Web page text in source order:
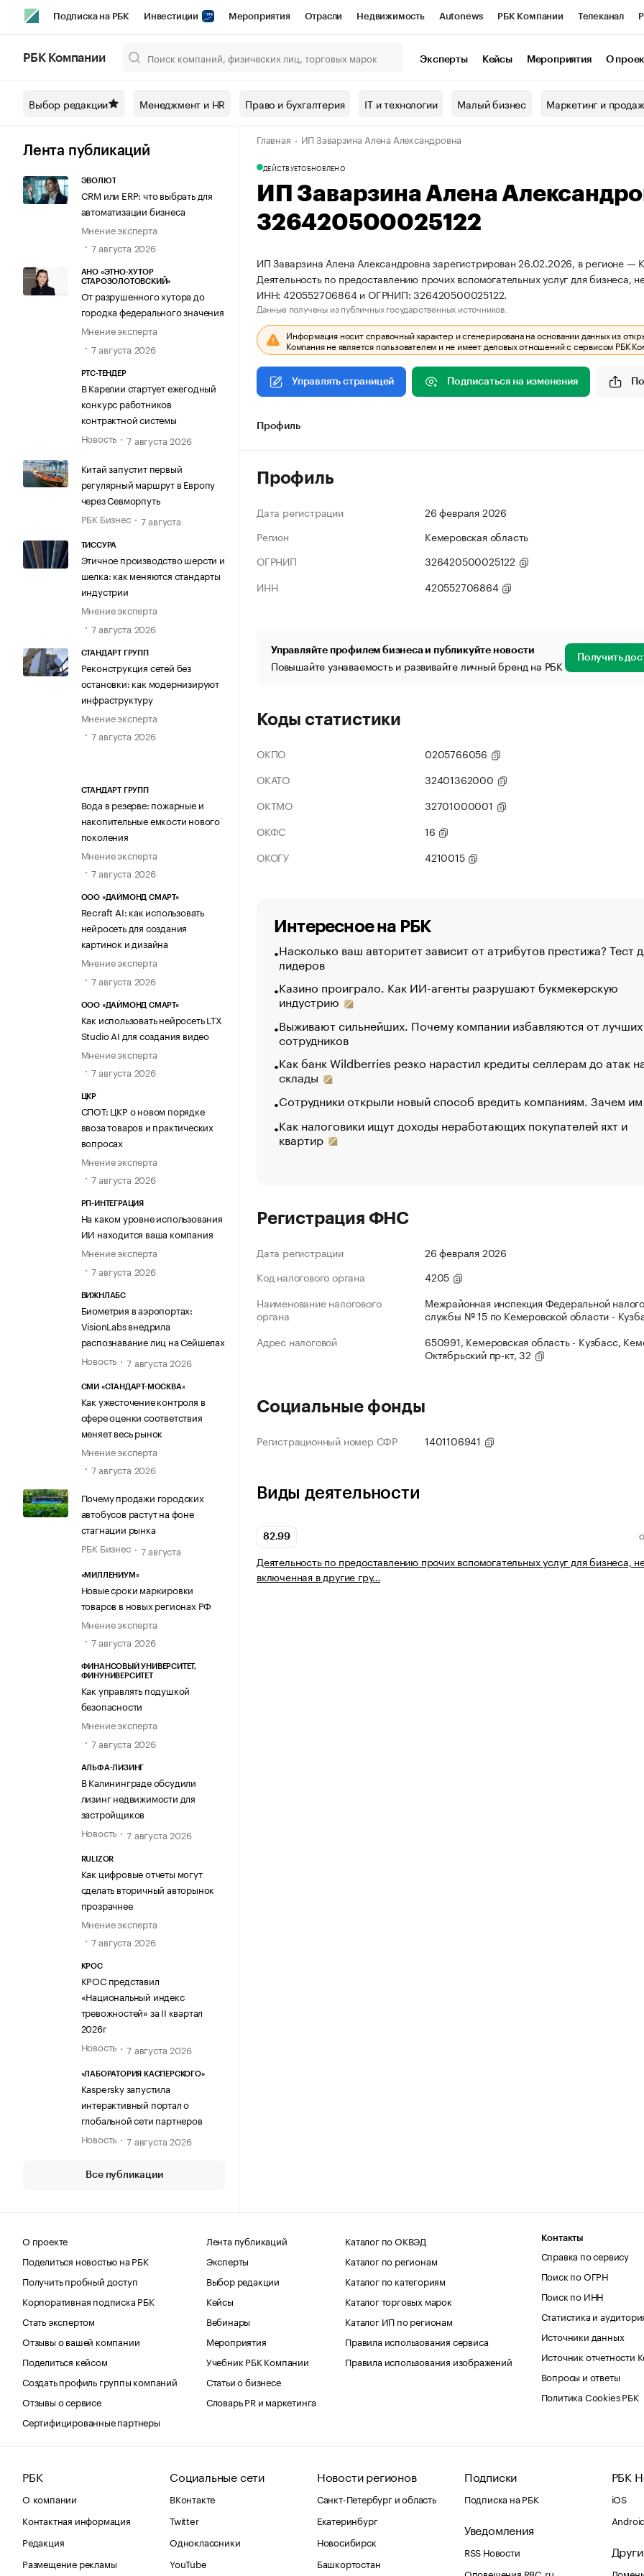
Подписка на РБК Инвестиции Мероприятия Отрасли Недвижимость Autonews РБК Компании Телеканал
Спецпроекты СПб Конференции СПб Спецпроекты Проверка контрагентов
Технологии и медиа Рынок наличной валюты
РБК Компании Эксперты Кейсы Мероприятия О
Выбор редакции Менеджмент и HR Право и бухгалтерия IT и технологии Малый бизнес Маркетинг и
Лента публикаций
ЭВОЛЮТ
CRM или ERP: что выбрать для
автоматизации бизнеса
Мнение эксперта
7 августа 2026
АНО «ЭТНО-ХУТОР
СТАРОЗОЛОТОВСКИЙ»
От разрушенного хутора до
городка федерального значения
Мнение эксперта
7 августа 2026
РТС-ТЕНДЕР
В Карелии стартует ежегодный
конкурс работников
контрактной системы
Новость
7 августа 2026
Китай запустит первый
регулярный маршрут в Европу
через Севморпуть
РБК Бизнес
7 августа
ТИССУРА
Этичное производство шерсти и
шелка: как меняются стандарты
индустрии
Мнение эксперта
7 августа 2026
СТАНДАРТ ГРУПП
Реконструкция сетей без
остановки: как модернизируют
инфраструктуру
Мнение эксперта
7 августа 2026
СТАНДАРТ ГРУПП
Вода в резерве: пожарные и
накопительные емкости нового
поколения
Мнение эксперта
7 августа 2026
ООО «ДАЙМОНД СМАРТ»
Recraft AI: как использовать
нейросеть для создания
картинок и дизайна
Мнение эксперта
7 августа 2026
ООО «ДАЙМОНД СМАРТ»
Как использовать нейросеть LTX
Studio AI для создания видео
Мнение эксперта
7 августа 2026
ЦКР
СПОТ: ЦКР о новом порядке
ввоза товаров и практических
вопросах
Мнение эксперта
7 августа 2026
РП-ИНТЕГРАЦИЯ
На каком уровне использования
ИИ находится ваша компания
Мнение эксперта
7 августа 2026
ВИЖНЛАБС
Биометрия в аэропортах:
VisionLabs внедрила
распознавание лиц на Сейшелах
Новость
7 августа 2026
СМИ «СТАНДАРТ-МОСКВА»
Как ужесточение контроля в
сфере оценки соответствия
меняет весь рынок
Мнение эксперта
7 августа 2026
Почему продажи городских
автобусов растут на фоне
стагнации рынка
РБК Бизнес
7 августа
«МИЛЛЕНИУМ»
Новые сроки маркировки
товаров в новых регионах РФ
Мнение эксперта
7 августа 2026
ФИНАНСОВЫЙ УНИВЕРСИТЕТ,
ФИНУНИВЕРСИТЕТ
Как управлять подушкой
безопасности
Мнение эксперта
7 августа 2026
АЛЬФА-ЛИЗИНГ
В Калининграде обсудили
лизинг недвижимости для
застройщиков
Новость
7 августа 2026
RULIZOR
Как цифровые отчеты могут
сделать вторичный авторынок
прозрачнее
Мнение эксперта
7 августа 2026
КРОС
КРОС представил
«Национальный индекс
тревожностей» за II квартал
2026г
Новость
7 августа 2026
«ЛАБОРАТОРИЯ КАСПЕРСКОГО»
Kaspersky запустила
интерактивный портал о
глобальной сети партнеров
Новость
7 августа 2026
Все публикации
Главная ИП Заварзина Алена Александровна
ДЕЙСТВУЕТОБНОВЛЕНО
ИП Заварзина Алена
326420500025122
ИП Заварзина Алена Александровна зарегистрирован 26.02.2026, в регионе —
Деятельность по предоставлению прочих вспомогательных услуг для бизнеса,
ИНН: 420552706864 и ОГРНИП: 326420500025122.
Данные получены из публичных государственных источников.
Информация носит справочный характер и сгенерирована на основании данных из
Компания не является пользователем и не имеет деловых отношений с сервисом РБК
Управлять страницей Подписаться на изменения
Профиль
Профиль
Дата регистрации
26 февраля 2026
Регион
Кемеровская область
ОГРНИП
326420500025122
ИНН
420552706864
Управляйте профилем бизнеса и публикуйте новости
Повышайте узнаваемость и развивайте личный бренд на РБК Получить
Коды статистики
ОКПО
0205766056
ОКАТО
32401362000
ОКТМО
32701000001
ОКФС
16
ОКОГУ
4210015
Интересное на РБК
Насколько ваш авторитет зависит от атрибутов престижа? Тест
лидеров
Казино проиграло. Как ИИ-агенты разрушают букмекерскую
индустрию
Выживают сильнейших. Почему компании избавляются от лучших
сотрудников
Как банк Wildberries резко нарастил кредиты селлерам до атак
склады
Сотрудники открыли новый способ вредить компаниям. Зачем
Как налоговики ищут доходы неработающих покупателей яхт и
квартир
Регистрация ФНС
Дата регистрации
26 февраля 2026
Код налогового органа
4205
Наименование налогового
органа
Межрайонная инспекция Федеральной
службы № 15 по Кемеровской области -
Адрес налоговой
650991, Кемеровская область - Кузбасс,
Октябрьский пр-кт, 32
Социальные фонды
Регистрационный номер СФР 1401106941
Виды деятельности
82.99
Деятельность по предоставлению прочих вспомогательных услуг для бизнеса,
включенная в другие гру…
О проекте
Поделиться новостью на РБК
Получить пробный доступ
Корпоративная подписка РБК
Стать экспертом
Отзывы о вашей компании
Поделиться кейсом
Создать профиль группы компаний
Отзывы о сервисе
Сертифицированные партнеры
Лента публикаций
Эксперты
Выбор редакции
Кейсы
Вебинары
Мероприятия
Учебник РБК Компании
Статьи о бизнесе
Словарь PR и маркетинга
Каталог по ОКВЭД
Каталог по регионам
Каталог по категориям
Каталог торговых марок
Каталог ИП по регионам
Правила использования сервиса
Правила использования изображений
Контакты
Справка по сервису
Поиск по ОГРН
Поиск по ИНН
Статистика и
Источники данных
Источник отчетности
Вопросы и ответы
Политика Cookies РБК
РБК
О компании
Контактная информация
Редакция
Размещение рекламы
Социальные сети
ВКонтакте
Twitter
Одноклассники
YouTube
Новости регионов
Санкт-Петербург и область
Екатеринбург
Новосибирск
Башкортостан
Подписки
Подписка на РБК
Уведомления
RSS Новости
Оповещения RBC.ru
РБК
iOS